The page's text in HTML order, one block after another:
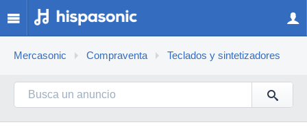
Mercasonic Compraventa Teclados y sintetizadores